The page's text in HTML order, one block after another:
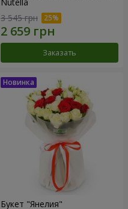
3 545 грн
Заказать
Букет "Янелия"